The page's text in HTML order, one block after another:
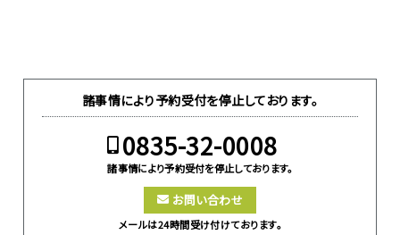
諸事情により予約受付を停止しております。
0835-32-0008
諸事情により予約受付を停止しております。
お問い合わせ
メールは24時間受け付けております。